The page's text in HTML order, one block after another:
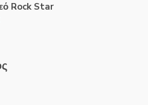
Rock Star